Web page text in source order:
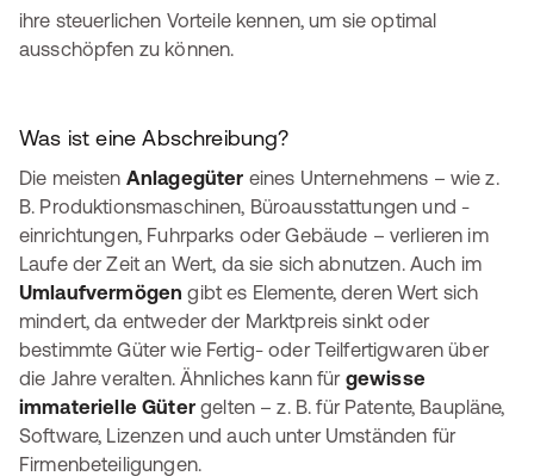
ihre steuerlichen Vorteile kennen, um sie optimal
ausschöpfen zu können.
Was ist eine Abschreibung?
Die meisten Anlagegüter eines Unternehmens – wie z.
B. Produktionsmaschinen, Büroausstattungen und -
einrichtungen, Fuhrparks oder Gebäude – verlieren im
Laufe der Zeit an Wert, da sie sich abnutzen. Auch im
Umlaufvermögengibt es Elemente, deren Wert sich
mindert, da entweder der Marktpreis sinkt oder
bestimmte Güter wie Fertig- oder Teilfertigwaren über
die Jahre veralten. Ähnliches kann für gewisse
immaterielle Gütergelten – z. B. für Patente, Baupläne,
Software, Lizenzen und auch unter Umständen für
Firmenbeteiligungen.